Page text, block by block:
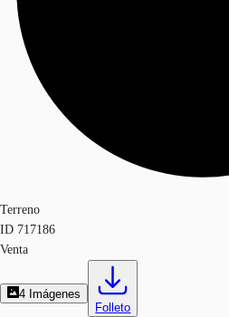
Terreno
ID 717186
Venta
4 Imágenes
Folleto